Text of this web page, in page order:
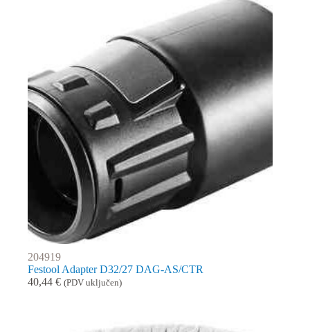
204919
Festool Adapter D32/27 DAG-AS/CTR
40,44 € (PDV uključen)